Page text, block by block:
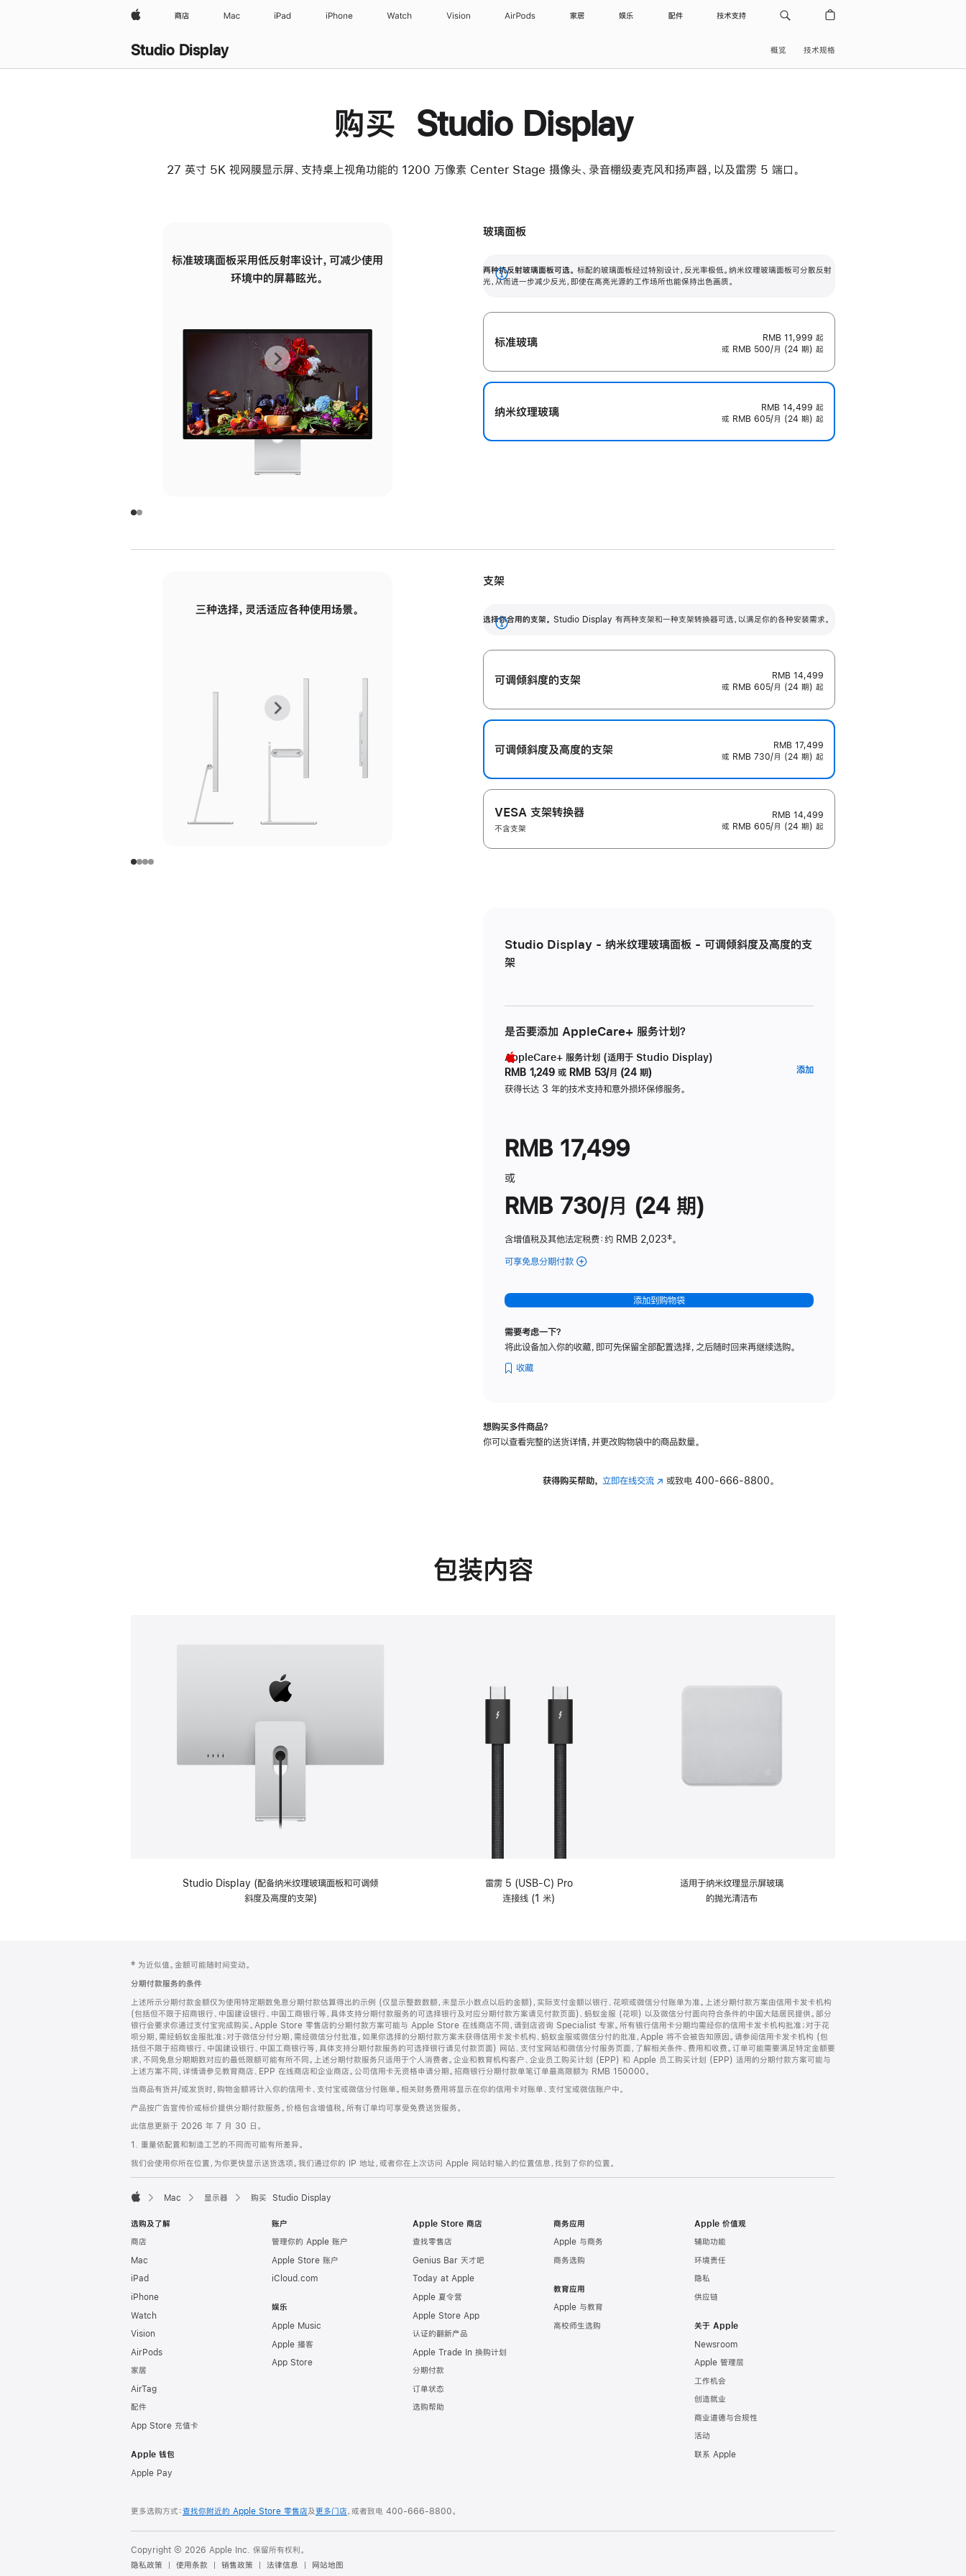
Apple 商店 Mac iPad iPhone Watch Vision AirPods 家居 娱乐 配件 技术支持
Studio Display 概览 技术规格
购买 Studio Display
27 英寸 5K 视网膜显示屏、支持桌上视角功能的 1200 万像素 Center Stage 摄像头、录音棚级麦克风和扬声器，以及雷雳 5 端口。
标准玻璃面板采用低反射率设计，可减少使用
环境中的屏幕眩光。
有高亮光源的场所使用，也能保持出色画质。
上
一
张
图
面
下
一
张
图
面
玻璃面板
两种抗反射玻璃面板可选。 标配的玻璃面板经过特别设计，反光率极低。纳米纹理玻璃面板可分散反射
光，从而进一步减少反光，即使在高亮光源的工作场所也能保持出色画质。
展
标准玻璃 RMB 11,999 起
或 RMB 500/月 (24 期) 起
纳米纹理玻璃 RMB 14,499 起
或 RMB 605/月 (24 期) 起
三种选择，灵活适应各种使用场景。
调节范围。
毫米的高度调节范围。
上
张
下
张
支架
选择你合用的支架。 Studio Display 有两种支架和一种支架转换器可选，以满足你的各种安装需求。
展
开
可调倾斜度的支架
RMB 14,499
或 RMB 605/月 (24 期) 起
可调倾斜度及高‍度的支‍架
RMB 17,499
或 RMB 730/月 (24 期) 起
VESA 支架转换器
不含支架
RMB 14,499
或 RMB 605/月 (24 期) 起
Studio Display - 纳米纹理玻璃面板 - 可调倾斜度及高度的支
架
是否要添加 AppleCare+ 服务计划？
AppleCare+ 服务计划 (适用于 Studio Display)
RMB 1,249 或 RMB 53/月 (24 期)
获得长达 3 年的技术支持和意外损坏保修服务。
添加
RMB 17,499
或
RMB 730/月 (24 期)
含增值税及其他法定税费：约 RMB 2,023脚
‡。
可享免息分期付款 (Studio
-
纳
理
可
斜
添加到购物袋
需要考虑一下？
将此设备加入你的收藏，即可先保留全部配置选择，之后随时回来再继续选购。
收藏
想购买多件商品？
你可以查看完整的送货详情，并更改购物袋中的商品数量。
获得购买帮助， 立即在线交流(在 或致电400-666-8800。
包装内容
Studio Display (配备纳米纹理玻璃面板和可调倾
斜度及高度的支架)
雷雳 5 (USB-C) Pro
连接线 (1 米)
适用于纳米纹理显示屏玻璃
的抛光清洁布
页
脚
注
‡ 为近似值。金额可能随时间变动。
分期付款服务的条件
上述所示分期付款金额仅为使用特定期数免息分期付款估算得出的示例 (仅显示整数数额，未显示小数点以后的金额)，实际支付金额以银行、花呗或微信分付账单为准。上述分期付款方案由信用卡发卡机构
(包括但不限于招商银行、中国建设银行、中国工商银行等，具体支持分期付款服务的可选择银行及对应分期付款方案请见付款页面)、蚂蚁金服 (花呗) 以及微信分付面向符合条件的中国大陆居民提供。部分
银行会要求你通过支付宝完成购买。Apple Store 零售店的分期付款方案可能与 Apple Store 在线商店不同，请到店咨询 Specialist 专家。所有银行信用卡分期均需经你的信用卡发卡机构批准；对于花
呗分期，需经蚂蚁金服批准；对于微信分付分期，需经微信分付批准。如果你选择的分期付款方案未获得信用卡发卡机构、蚂蚁金服或微信分付的批准，Apple 将不会被告知原因。请参阅信用卡发卡机构 (包
括但不限于招商银行、中国建设银行、中国工商银行等，具体支持分期付款服务的可选择银行请见付款页面) 网站、支付宝网站和微信分付服务页面，了解相关条件、费用和收费。订单可能需要满足特定金额要
求，不同免息分期期数对应的最低限额可能有所不同。上述分期付款服务只适用于个人消费者。企业和教育机构客户、企业员工购买计划 (EPP) 和 Apple 员工购买计划 (EPP) 适用的分期付款方案可能与
上述方案不同，详情请参见教育商店、EPP 在线商店和企业商店。公司信用卡无资格申请分期。招商银行分期付款单笔订单最高限额为 RMB 150000。
当商品有货并/或发货时，购物金额将计入你的信用卡、支付宝或微信分付账单。相关财务费用将显示在你的信用卡对账单、支付宝或微信账户中。
产品按广告宣传价或标价提供分期付款服务。价格包含增值税。所有订单均可享受免费送货服务。
此信息更新于 2026 年 7 月 30 日。
1. 重量依配置和制造工艺的不同而可能有所差异。
我们会使用你所在位置，为你更快显示送货选项。我们通过你的 IP 地址，或者你在上次访问 Apple 网站时输入的位置信息，找到了你的位置。
Mac 显示器 购买 Studio Display
选购及了解
商店
Mac
iPad
iPhone
Watch
Vision
AirPods
家居
AirTag
配件
App Store 充值卡
Apple 钱包
Apple Pay
账户
管理你的 Apple 账户
Apple Store 账户
iCloud.com
娱乐
Apple Music
Apple 播客
App Store
Apple Store 商店
查找零售店
Genius Bar 天才吧
Today at Apple
Apple 夏令营
Apple Store App
认证的翻新产品
Apple Trade In 换购计划
分期付款
订单状态
选购帮助
商务应用
Apple 与商务
商务选购
教育应用
Apple 与教育
高校师生选购
Apple 价值观
辅助功能
环境责任
隐私
供应链
关于 Apple
Newsroom
Apple 管理层
工作机会
创造就业
商业道德与合规性
活动
联系 Apple
更多选购方式：查找你附近的 Apple Store 零售店及更多门店，或者致电 400-666-8800。
Copyright © 2026 Apple Inc. 保留所有权利。
隐私政策
使用条款 销售政策 法律信息 网站地图